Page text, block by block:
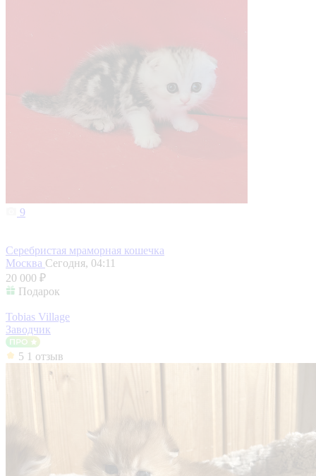
9
Серебристая мраморная кошечка
Москва Сегодня, 04:11
20 000 ₽
Подарок
Tobias Village
Заводчик
5 1 отзыв